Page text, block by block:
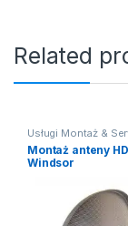
Related
Usługi Montaż &
Montaż anteny
Windsor